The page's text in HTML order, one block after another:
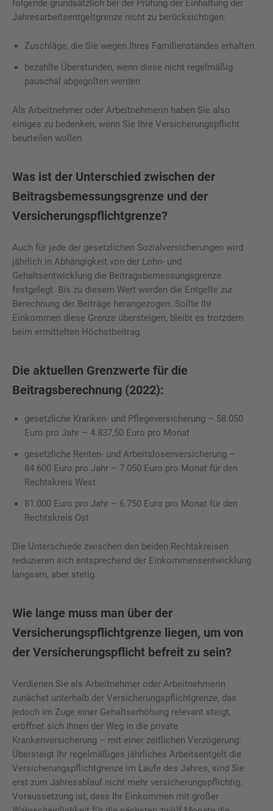
folgende grundsätzlich bei der Prüfung der Einhaltung der
Jahresarbeitsentgeltgrenze nicht zu berücksichtigen:
Zuschläge, die Sie wegen Ihres Familienstandes erhalten
bezahlte Überstunden, wenn diese nicht regelmäßig
pauschal abgegolten werden
Als Arbeitnehmer oder Arbeitnehmerin haben Sie also
einiges zu bedenken, wenn Sie Ihre Versicherungspflicht
beurteilen wollen.
Was ist der Unterschied zwischen der
Beitragsbemessungsgrenze und der
Versicherungspflichtgrenze?
Auch für jede der gesetzlichen Sozialversicherungen wird
jährlich in Abhängigkeit von der Lohn- und
Gehaltsentwicklung die Beitragsbemessungsgrenze
festgelegt. Bis zu diesem Wert werden die Entgelte zur
Berechnung der Beiträge herangezogen. Sollte Ihr
Einkommen diese Grenze übersteigen, bleibt es trotzdem
beim ermittelten Höchstbeitrag.
Die aktuellen Grenzwerte für die
Beitragsberechnung (2022):
gesetzliche Kranken- und Pflegeversicherung – 58.050
Euro pro Jahr – 4.837,50 Euro pro Monat
gesetzliche Renten- und Arbeitslosenversicherung –
84.600 Euro pro Jahr – 7.050 Euro pro Monat für den
Rechtskreis West
81.000 Euro pro Jahr – 6.750 Euro pro Monat für den
Rechtskreis Ost
Die Unterschiede zwischen den beiden Rechtskreisen
reduzieren sich entsprechend der Einkommensentwicklung
langsam, aber stetig.
Wie lange muss man über der
Versicherungspflichtgrenze liegen, um von
der Versicherungspflicht befreit zu sein?
Verdienen Sie als Arbeitnehmer oder Arbeitnehmerin
zunächst unterhalb der Versicherungspflichtgrenze, das
jedoch im Zuge einer Gehaltserhöhung relevant steigt,
eröffnet sich Ihnen der Weg in die private
Krankenversicherung – mit einer zeitlichen Verzögerung:
Übersteigt Ihr regelmäßiges jährliches Arbeitsentgelt die
Versicherungspflichtgrenze im Laufe des Jahres, sind Sie
erst zum Jahresablauf nicht mehr versicherungspflichtig.
Voraussetzung ist, dass Ihr Einkommen mit großer